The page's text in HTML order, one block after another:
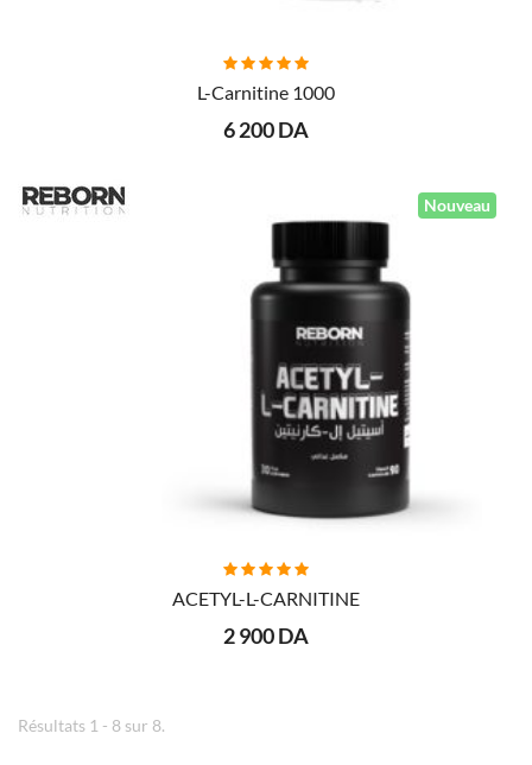
L-Carnitine 1000
6 200 DA
Nouveau
AJOUTER AU PANIER
ACETYL-L-CARNITINE
2 900 DA
Résultats 1 - 8 sur 8.